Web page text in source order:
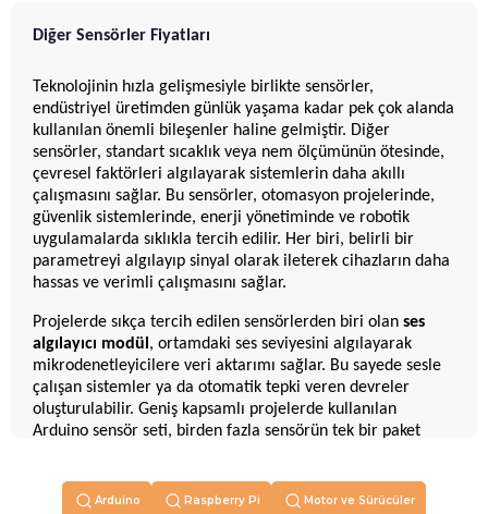
Diğer Sensörler Fiyatları
Teknolojinin hızla gelişmesiyle birlikte sensörler,
endüstriyel üretimden günlük yaşama kadar pek çok alanda
kullanılan önemli bileşenler haline gelmiştir. Diğer
sensörler, standart sıcaklık veya nem ölçümünün ötesinde,
çevresel faktörleri algılayarak sistemlerin daha akıllı
çalışmasını sağlar. Bu sensörler, otomasyon projelerinde,
güvenlik sistemlerinde, enerji yönetiminde ve robotik
uygulamalarda sıklıkla tercih edilir. Her biri, belirli bir
parametreyi algılayıp sinyal olarak ileterek cihazların daha
hassas ve verimli çalışmasını sağlar.
Projelerde sıkça tercih edilen sensörlerden biri olan ses
algılayıcı modül , ortamdaki ses seviyesini algılayarak
mikrodenetleyicilere veri aktarımı sağlar. Bu sayede sesle
çalışan sistemler ya da otomatik tepki veren devreler
oluşturulabilir. Geniş kapsamlı projelerde kullanılan
Arduino sensör seti, birden fazla sensörün tek bir paket
Arduino Raspberry Pi Motor ve Sürücüler